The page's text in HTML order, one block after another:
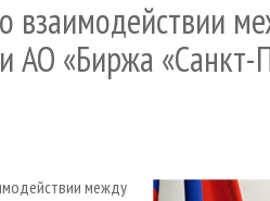
взаимодействии
АО «Биржа «Санкт-
между